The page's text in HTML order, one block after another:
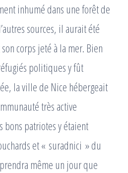
inhumé dans une forêt de
sources, il aurait été
corps jeté à la mer. Bien
politiques y fût
la ville de Nice hébergeait
très active
bons patriotes y étaient
et « suradnici » du
même un jour que